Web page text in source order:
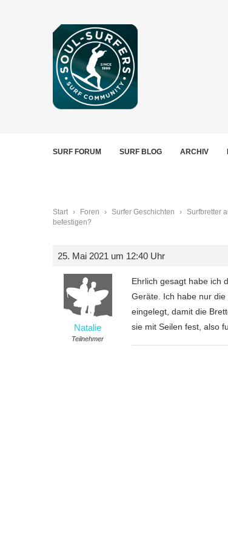
SURF FORUM SURF BLOG ARCHIV
Start › Foren › Surfer Geschichten › Surfbretter
befestigen?
25. Mai 2021 um 12:40 Uhr
Natalie
Teilnehmer
Ehrlich gesagt habe ich
Geräte. Ich habe nur
eingelegt, damit die
sie mit Seilen fest, also